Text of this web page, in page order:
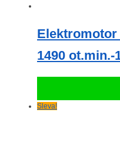
Elektromotor
1490 ot.min.-
Sleva!